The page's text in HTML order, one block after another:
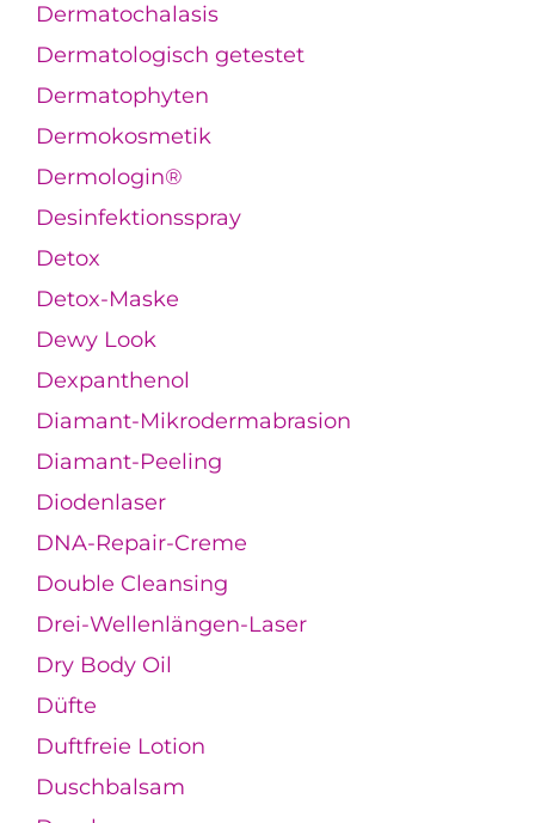
Dermatochalasis
Dermatologisch getestet
Dermatophyten
Dermokosmetik
Dermologin®
Desinfektionsspray
Detox
Detox-Maske
Dewy Look
Dexpanthenol
Diamant-Mikrodermabrasion
Diamant-Peeling
Diodenlaser
DNA-Repair-Creme
Double Cleansing
Drei-Wellenlängen-Laser
Dry Body Oil
Düfte
Duftfreie Lotion
Duschbalsam